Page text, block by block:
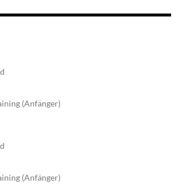
(Anfänger)
(Anfänger)